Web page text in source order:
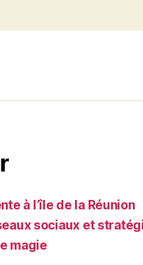
à l’île de la Réunion
sociaux et
magie